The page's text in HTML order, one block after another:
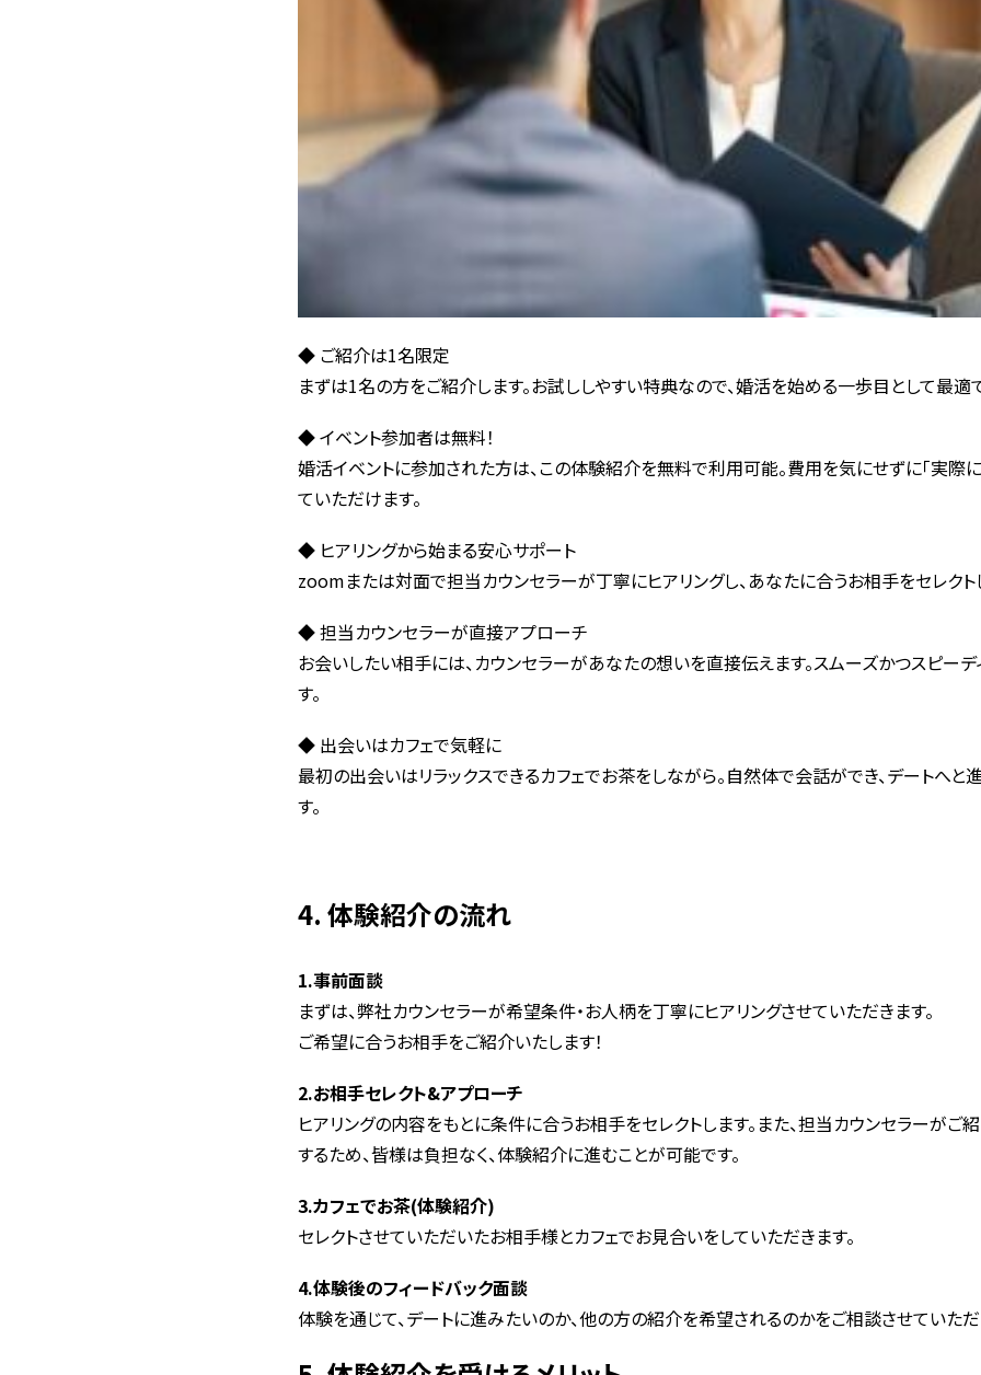
◆ ご紹介は1名限定
まずは1名の方をご紹介します。お試ししやすい特典なので、婚活を始める一歩目として最適
◆ イベント参加者は無料！
婚活イベントに参加された方は、この体験紹介を無料で利用可能。費用を気にせずに「実際
ていただけます。
◆ ヒアリングから始まる安心サポート
zoomまたは対面で担当カウンセラーが丁寧にヒアリングし、あなたに合うお相手をセレクト
◆ 担当カウンセラーが直接アプローチ
お会いしたい相手には、カウンセラーがあなたの想いを直接伝えます。スムーズかつスピー
す。
◆ 出会いはカフェで気軽に
最初の出会いはリラックスできるカフェでお茶をしながら。自然体で会話ができ、デートへ
す。
4. 体験紹介の流れ
1.事前面談
まずは、弊社カウンセラーが希望条件・お人柄を丁寧にヒアリングさせていただきます。
ご希望に合うお相手をご紹介いたします！
2.お相手セレクト&アプローチ
ヒアリングの内容をもとに条件に合うお相手をセレクトします。また、担当カウンセラーが
するため、皆様は負担なく、体験紹介に進むことが可能です。
3.カフェでお茶(体験紹介)
セレクトさせていただいたお相手様とカフェでお見合いをしていただきます。
4.体験後のフィードバック面談
体験を通じて、デートに進みたいのか、他の方の紹介を希望されるのかをご相談させていただ